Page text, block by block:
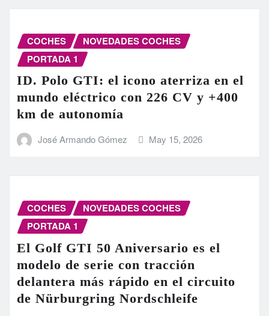
COCHES
NOVEDADES COCHES
PORTADA 1
ID. Polo GTI: el icono aterriza en el
mundo eléctrico con 226 CV y +400
km de autonomía
José Armando Gómez May 15, 2026
COCHES
NOVEDADES COCHES
PORTADA 1
El Golf GTI 50 Aniversario es el
modelo de serie con tracción
delantera más rápido en el circuito
de Nürburgring Nordschleife